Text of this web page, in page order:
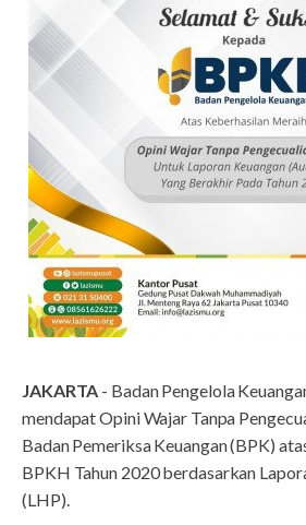
JAKARTA - Badan Pengelola
mendapat Opini Wajar Tanpa
Badan Pemeriksa Keuangan (BPK)
BPKH Tahun 2020 berdasarkan
(LHP).